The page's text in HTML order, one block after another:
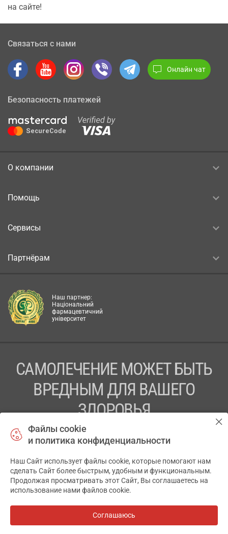
на сайте!
Связаться с нами
Онлайн чат
Безопасность платежей
О компании
Помощь
Сервисы
Партнёрам
Наш партнер:
Національний
фармацевтичний
університет
САМОЛЕЧЕНИЕ МОЖЕТ БЫТЬ
ВРЕДНЫМ ДЛЯ ВАШЕГО
ЗДОРОВЬЯ
ПЕРЕД ПРИМЕНЕНИЕМ ПРЕПАРАТА
ПРОКОНСУЛЬТИРУЙТЕСЬ С ВРАЧОМ
ТОВ «АПТЕКА 911.ЮА» Код ЄДРПОУ 43631965.
Отказ от ответственности
АПТЕКА911.ЮА
Файлы cookie
и политика конфиденциальности
Наш Сайт использует файлы cookie, которые помогают нам
сделать Сайт более быстрым, удобным и функциональным.
Продолжая просматривать этот Сайт, Вы соглашаетесь на
использование нами файлов cookie.
Соглашаюсь
✕